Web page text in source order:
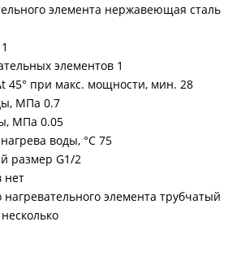
элемента нержавеющая сталь
элементов 1
45° при макс. мощности, мин. 28
МПа 0.7
МПа 0.05
воды, °С 75
размер G1/2
нет
нагревательного элемента трубчатый